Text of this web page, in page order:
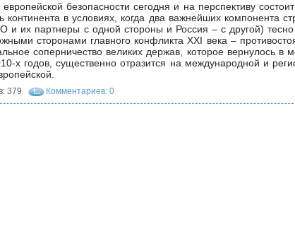
безопасности сегодня и на перспективу
континента в условиях, когда два важнейших компонента
и их партнеры с одной стороны и Россия – с другой)
сторонами главного конфликта XXI века –
соперничество великих держав, которое вернулось
х годов, существенно отразится на международной и
379 Комментариев: 0